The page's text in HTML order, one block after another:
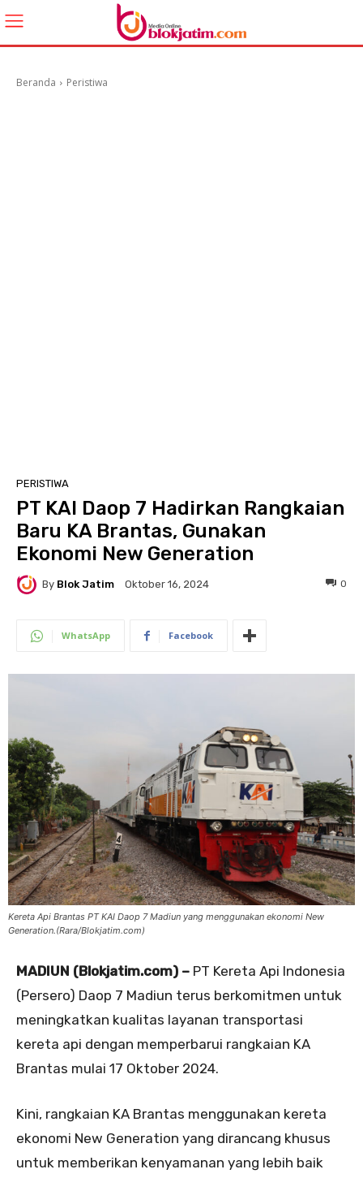
Beranda Peristiwa
PERISTIWA
PT KAI Daop 7 Hadirkan Rangkaian
Baru KA Brantas, Gunakan
Ekonomi New Generation
By Blok Jatim Oktober 16, 2024 0
WhatsApp Facebook
Kereta Api Brantas PT KAI Daop 7 Madiun yang menggunakan ekonomi New
Generation.(Rara/Blokjatim.com)
MADIUN (Blokjatim.com) – PT Kereta Api Indonesia
(Persero) Daop 7 Madiun terus berkomitmen untuk
meningkatkan kualitas layanan transportasi
kereta api dengan memperbarui rangkaian KA
Brantas mulai 17 Oktober 2024.
Kini, rangkaian KA Brantas menggunakan kereta
ekonomi New Generation yang dirancang khusus
untuk memberikan kenyamanan yang lebih baik